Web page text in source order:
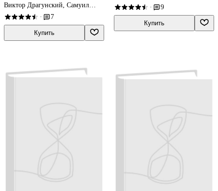
Виктор Драгунский, Самуил
Маршак, Эдуард Успенский
· 7
Купить
· 9
Купить